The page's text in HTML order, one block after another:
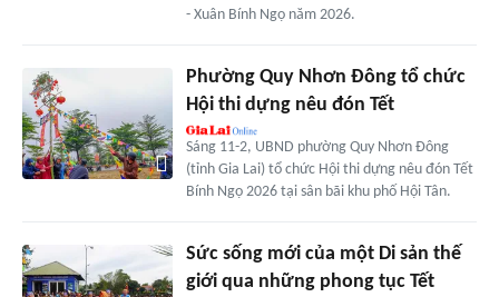
- Xuân Bính Ngọ năm 2026.
Phường Quy Nhơn Đông tổ chức
Hội thi dựng nêu đón Tết
Sáng 11-2, UBND phường Quy Nhơn Đông
(tỉnh Gia Lai) tổ chức Hội thi dựng nêu đón Tết
Bính Ngọ 2026 tại sân bãi khu phố Hội Tân.
Sức sống mới của một Di sản thế
giới qua những phong tục Tết